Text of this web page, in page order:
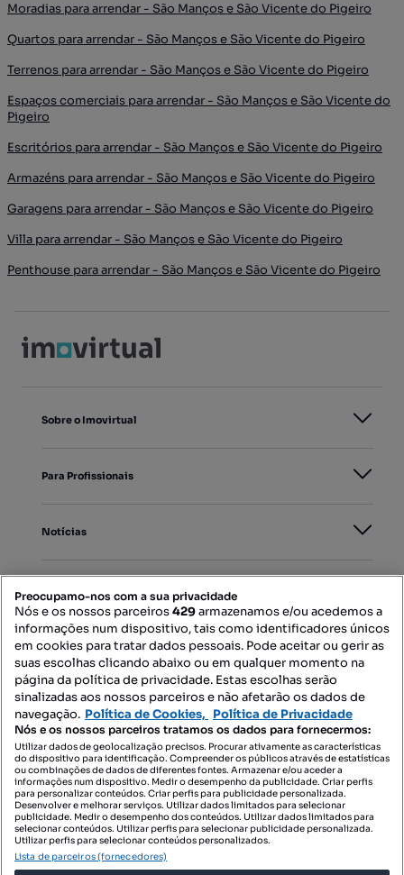
Moradias para arrendar - São Manços e São Vicente do Pigeiro
Quartos para arrendar - São Manços e São Vicente do Pigeiro
Terrenos para arrendar - São Manços e São Vicente do Pigeiro
Espaços comerciais para arrendar - São Manços e São Vicente do
Pigeiro
Escritórios para arrendar - São Manços e São Vicente do Pigeiro
Armazéns para arrendar - São Manços e São Vicente do Pigeiro
Garagens para arrendar - São Manços e São Vicente do Pigeiro
Villa para arrendar - São Manços e São Vicente do Pigeiro
Penthouse para arrendar - São Manços e São Vicente do Pigeiro
Sobre o Imovirtual
Para Profissionais
Notícias
Mapa do Site
Contacte-nos
SIGA-NOS:
DESCARREGAR NA:
Preocupamo-nos com a sua privacidade
Nós e os nossos parceiros429armazenamos e/ou acedemos a
informações num dispositivo, tais como identificadores únicos
em cookies para tratar dados pessoais. Pode aceitar ou gerir as
suas escolhas clicando abaixo ou em qualquer momento na
página da política de privacidade. Estas escolhas serão
sinalizadas aos nossos parceiros e não afetarão os dados de
navegação. Política de Cookies, Política de Privacidade
Nós e os nossos parceiros tratamos os dados para fornecermos:
Utilizar dados de geolocalização precisos. Procurar ativamente as características
do dispositivo para identificação. Compreender os públicos através de estatísticas
ou combinações de dados de diferentes fontes. Armazenar e/ou aceder a
informações num dispositivo. Medir o desempenho da publicidade. Criar perfis
para personalizar conteúdos. Criar perfis para publicidade personalizada.
Desenvolver e melhorar serviços. Utilizar dados limitados para selecionar
publicidade. Medir o desempenho dos conteúdos. Utilizar dados limitados para
selecionar conteúdos. Utilizar perfis para selecionar publicidade personalizada.
Utilizar perfis para selecionar conteúdos personalizados.
Lista de parceiros (fornecedores)